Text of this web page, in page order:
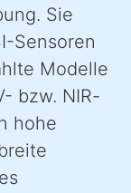
Sie
Sensoren
Modelle
bzw. NIR-
hohe